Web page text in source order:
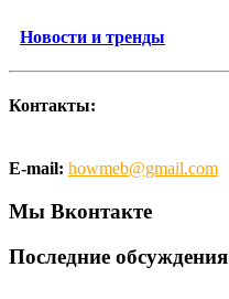
Новости и тренды
Контакты:
E-mail: howmeb@gmail.com
Мы Вконтакте
Последние обсуждения